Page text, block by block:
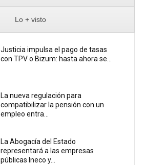
Lo + visto
Justicia impulsa el pago de tasas
con TPV o Bizum: hasta ahora se...
La nueva regulación para
compatibilizar la pensión con un
empleo entra...
La Abogacía del Estado
representará a las empresas
públicas Ineco y...